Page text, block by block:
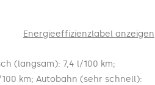
Energieeffizienzlabel anzeigen
(langsam): 7,4 l/100 km;
km; Autobahn (sehr schnell):